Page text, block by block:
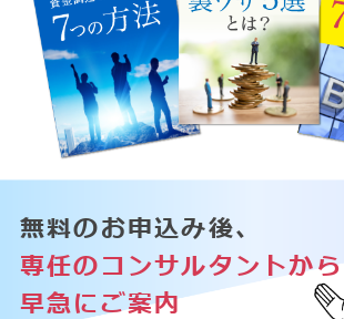
無料のお申込み後、
専任のコンサルタントから
早急にご案内